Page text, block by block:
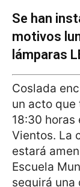
Se han
motivos
lámparas
Coslada
un acto que
18:30 horas
Vientos. La
estará
Escuela
seguirá una